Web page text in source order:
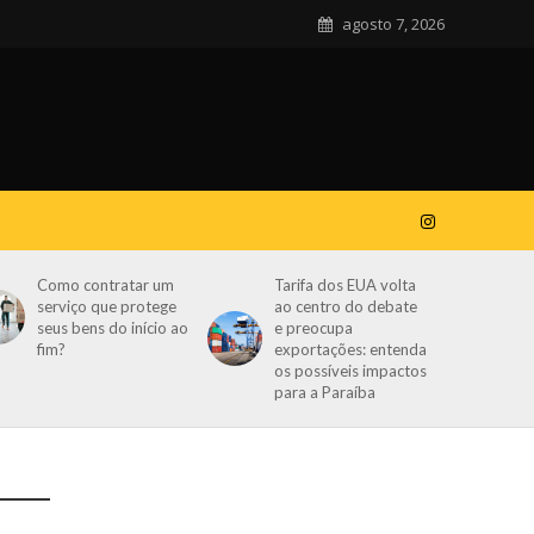
agosto 7, 2026
Como contratar um
serviço que protege
seus bens do início ao
fim?
Tarifa dos EUA volta
ao centro do debate
e preocupa
exportações: entenda
os possíveis impactos
para a Paraíba